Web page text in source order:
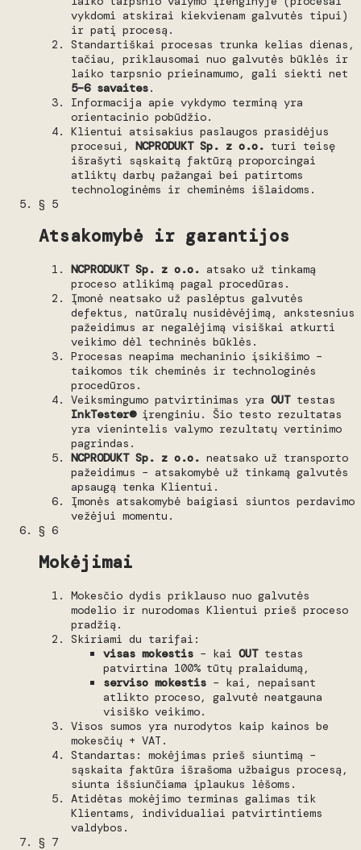
vykdomi atskirai kiekvienam galvutės tipui)
ir patį procesą.
Standartiškai procesas trunka kelias dienas,
tačiau, priklausomai nuo galvutės būklės ir
laiko tarpsnio prieinamumo, gali siekti net
5–6 savaites.
Informacija apie vykdymo terminą yra
orientacinio pobūdžio.
Klientui atsisakius paslaugos prasidėjus
procesui, NCPRODUKT Sp. z o.o. turi teisę
išrašyti sąskaitą faktūrą proporcingai
atliktų darbų pažangai bei patirtoms
technologinėms ir cheminėms išlaidoms.
§ 5
Atsakomybė ir garantijos
NCPRODUKT Sp. z o.o. atsako už tinkamą
proceso atlikimą pagal procedūras.
Įmonė neatsako už paslėptus galvutės
defektus, natūralų nusidėvėjimą, ankstesnius
pažeidimus ar negalėjimą visiškai atkurti
veikimo dėl techninės būklės.
Procesas neapima mechaninio įsikišimo –
taikomos tik cheminės ir technologinės
procedūros.
Veiksmingumo patvirtinimas yra OUTtestas
InkTester®įrenginiu. Šio testo rezultatas
yra vienintelis valymo rezultatų vertinimo
pagrindas.
NCPRODUKT Sp. z o.o. neatsako už transporto
pažeidimus – atsakomybė už tinkamą galvutės
apsaugą tenka Klientui.
Įmonės atsakomybė baigiasi siuntos perdavimo
vežėjui momentu.
§ 6
Mokėjimai
Mokesčio dydis priklauso nuo galvutės
modelio ir nurodomas Klientui prieš proceso
pradžią.
Skiriami du tarifai:
visas mokestis – kai OUTtestas
patvirtina 100% tūtų pralaidumą,
serviso mokestis – kai, nepaisant
atlikto proceso, galvutė neatgauna
visiško veikimo.
Visos sumos yra nurodytos kaip kainos be
mokesčių + VAT.
Standartas: mokėjimas prieš siuntimą –
sąskaita faktūra išrašoma užbaigus procesą,
siunta išsiunčiama įplaukus lėšoms.
Atidėtas mokėjimo terminas galimas tik
Klientams, individualiai patvirtintiems
valdybos.
§ 7